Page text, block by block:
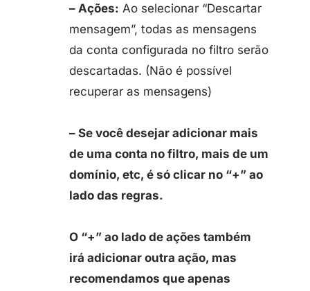
– Ações: Ao selecionar “Descartar
mensagem”, todas as mensagens
da conta configurada no filtro serão
descartadas. (Não é possível
recuperar as mensagens)
– Se você desejar adicionar mais
de uma conta no filtro, mais de um
domínio, etc, é só clicar no “+” ao
lado das regras.
O “+” ao lado de ações também
irá adicionar outra ação, mas
recomendamos que apenas